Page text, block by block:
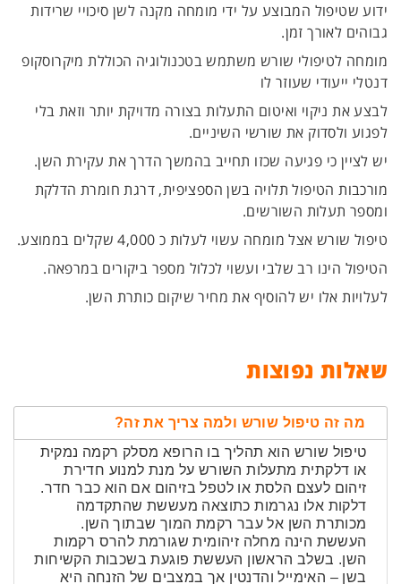
ידוע שטיפול המבוצע על ידי מומחה מקנה לשן סיכויי שרידות
גבוהים לאורך זמן.
מומחה לטיפולי שורש משתמש בטכנולוגיה הכוללת מיקרוסקופ
דנטלי ייעודי שעוזר לו
לבצע את ניקוי ואיטום התעלות בצורה מדויקת יותר וזאת בלי
לפגוע ולסדוק את שורשי השיניים.
יש לציין כי פגיעה שכזו תחייב בהמשך הדרך את עקירת השן.
מורכבות הטיפול תלויה בשן הספציפית, דרגת חומרת הדלקת
ומספר תעלות השורשים.
טיפול שורש אצל מומחה עשוי לעלות כ 4,000 שקלים בממוצע.
הטיפול הינו רב שלבי ועשוי לכלול מספר ביקורים במרפאה.
לעלויות אלו יש להוסיף את מחיר שיקום כותרת השן.
שאלות נפוצות
מה זה טיפול שורש ולמה צריך את זה?
טיפול שורש הוא תהליך בו הרופא מסלק רקמה נמקית
או דלקתית מתעלות השורש על מנת למנוע חדירת
זיהום לעצם הלסת או לטפל בזיהום אם הוא כבר חדר.
דלקות אלו נגרמות כתוצאה מעששת שהתקדמה
מכותרת השן אל עבר רקמת המוך שבתוך השן.
העששת הינה מחלה זיהומית שגורמת להרס רקמות
השן. בשלב הראשון העששת פוגעת בשכבות הקשיחות
בשן – האימייל והדנטין אך במצבים של הזנחה היא